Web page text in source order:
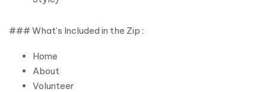
### What’s Included in the Zip :
Home
About
Volunteer